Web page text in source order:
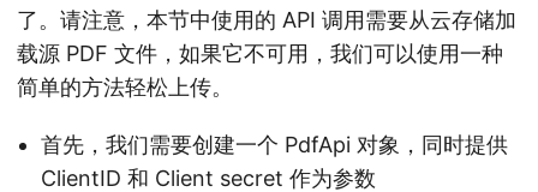
了。请注意，本节中使用的 API 调用需要从云存储加
载源 PDF 文件，如果它不可用，我们可以使用一种
简单的方法轻松上传。
首先，我们需要创建一个 PdfApi 对象，同时提供
ClientID 和 Client secret 作为参数